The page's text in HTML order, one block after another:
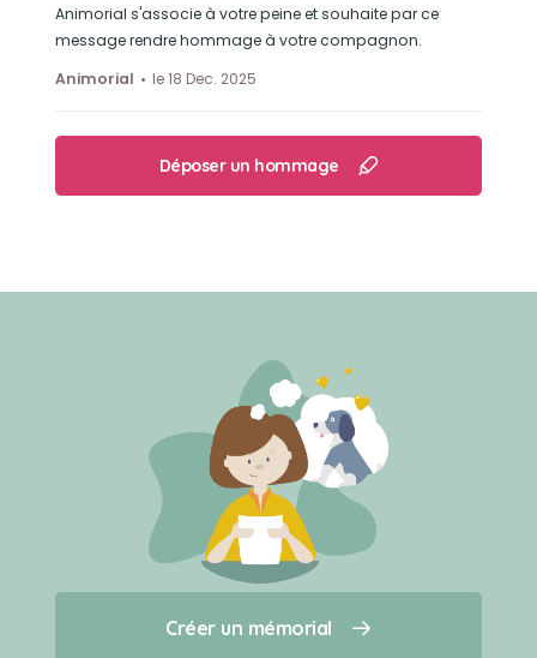
Créer un mémorial
Qui sommes-nous ?
Animorial s'associe à votre peine et souhaite par ce
message rendre hommage à votre compagnon.
Animorial
le 18 Dec. 2025
Déposer un hommage
Créer un mémorial